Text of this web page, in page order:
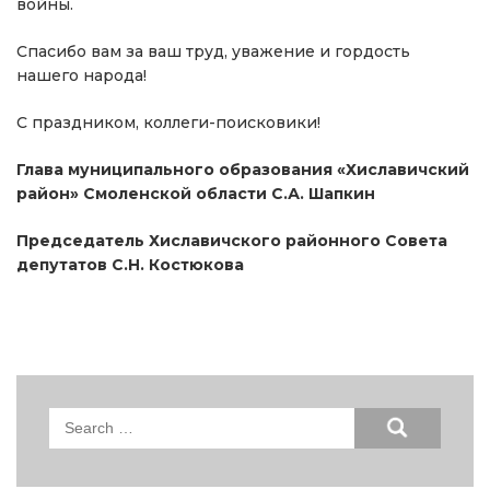
войны.
Спасибо вам за ваш труд, уважение и гордость
нашего народа!
С праздником, коллеги-поисковики!
Глава муниципального образования «Хиславичский
район» Смоленской области С.А. Шапкин
Председатель Хиславичского районного Совета
депутатов С.Н. Костюкова
Search